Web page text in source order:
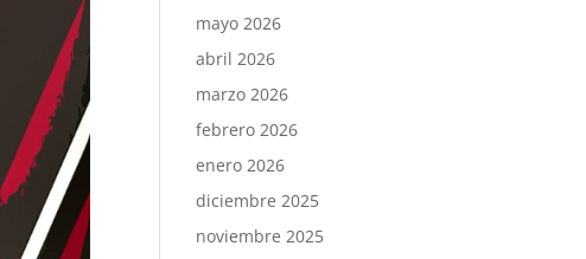
mayo 2026
abril 2026
marzo 2026
febrero 2026
enero 2026
diciembre 2025
noviembre 2025